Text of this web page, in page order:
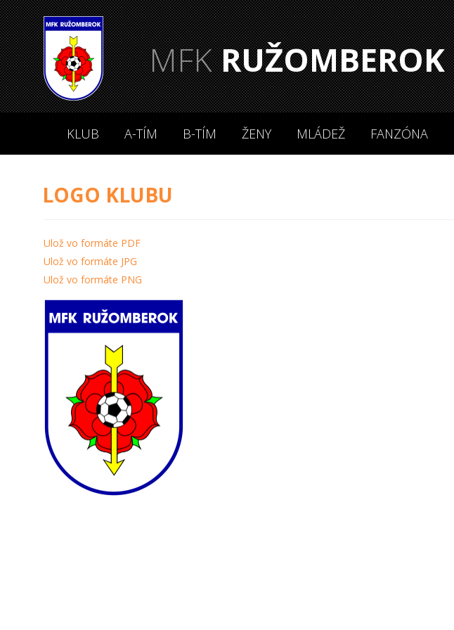
MFKRUŽOMBEROK
KLUB A-TÍM B-TÍM ŽENY MLÁDEŽ FANZÓNA
LOGO KLUBU
Ulož vo formáte PDF
Ulož vo formáte JPG
Ulož vo formáte PNG